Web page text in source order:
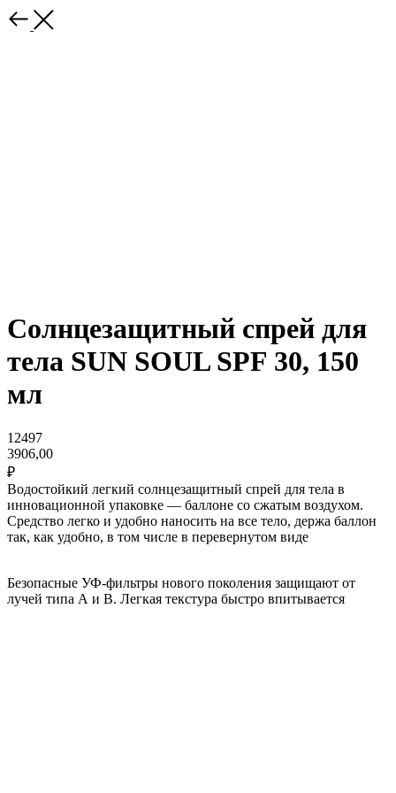
Солнцезащитный спрей для
тела SUN SOUL SPF 30, 150
мл
12497
3906,00
₽
Водостойкий легкий солнцезащитный спрей для тела в
инновационной упаковке — баллоне со сжатым воздухом.
Средство легко и удобно наносить на все тело, держа баллон
так, как удобно, в том числе в перевернутом виде
Безопасные УФ-фильтры нового поколения защищают от
лучей типа А и В. Легкая текстура быстро впитывается